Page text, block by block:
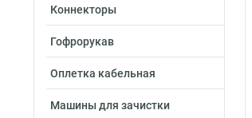
Коннекторы
Гофрорукав
Оплетка кабельная
Машины для зачистки